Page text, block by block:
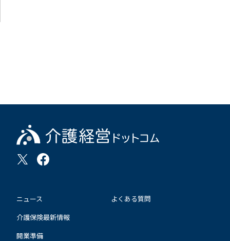
ニュース
介護保険最新情報
開業準備
よくある質問